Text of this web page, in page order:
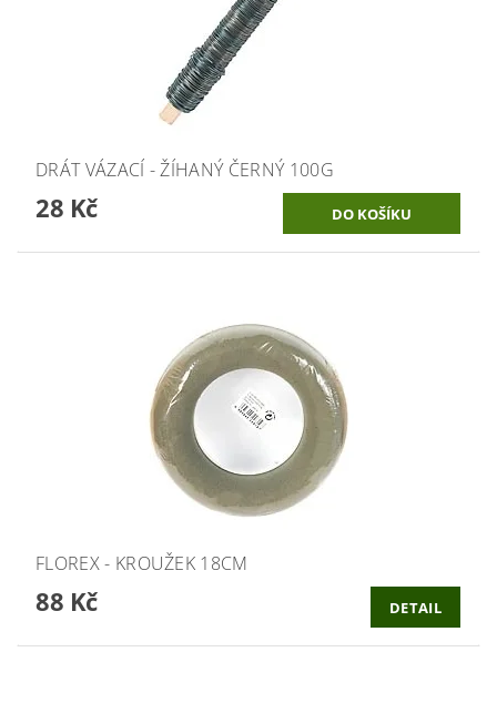
DRÁT VÁZACÍ - ŽÍHANÝ ČERNÝ 100G
28 Kč
FLOREX - KROUŽEK 18CM
88 Kč DETAIL